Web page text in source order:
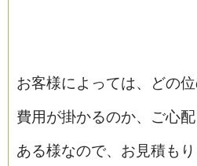
お客様によっては、どの
費用が掛かるのか、ご心配
ある様なので、お見積もり